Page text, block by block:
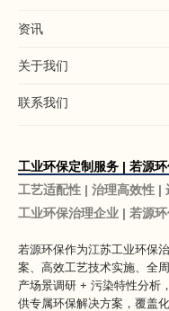
资讯
关于我们
联系我们
工业环保定制服务 | 若源
工艺适配性 | 治理高效性 |
工业环保治理企业 | 若源
若源环保作为江苏工业环保
案、高效工艺技术实施、全
产场景调研 + 污染特性分析
供专属环保解决方案，覆盖